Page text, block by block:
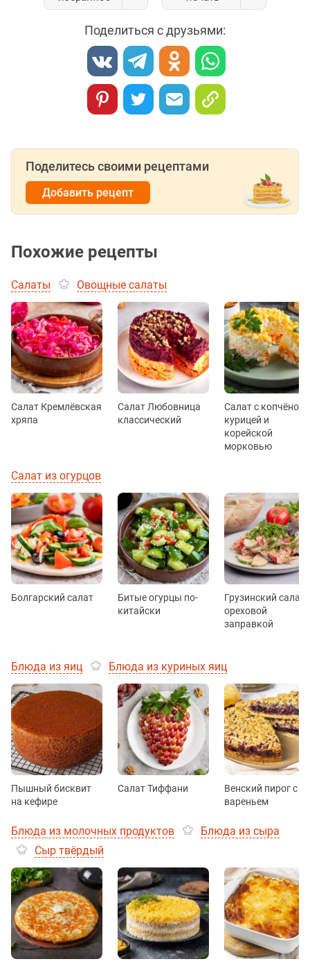
Поделиться с друзьями:
Поделитесь своими рецептами
Добавить рецепт
Похожие рецепты
Салаты Овощные салаты
Салат Кремлёвская
хряпа
Салат Любовница
классический
Салат с копчёной
курицей и
корейской
морковью
Салат из огурцов
Болгарский салат
Битые огурцы по-
китайски
Грузинский салат
ореховой
заправкой
Блюда из яиц Блюда из куриных яиц
Пышный бисквит
на кефире
Салат Тиффани
Венский пирог с
вареньем
Блюда из молочных продуктов
Блюда из сыра
Сыр твёрдый